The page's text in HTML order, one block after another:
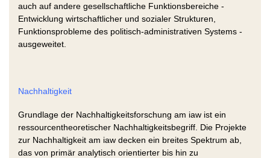
auch auf andere gesellschaftliche Funktionsbereiche -
Entwicklung wirtschaftlicher und sozialer Strukturen,
Funktionsprobleme des politisch-administrativen Systems -
ausgeweitet.
Nachhaltigkeit
Grundlage der Nachhaltigkeitsforschung am iaw ist ein
ressourcentheoretischer Nachhaltigkeitsbegriff. Die Projekte
zur Nachhaltigkeit am iaw decken ein breites Spektrum ab,
das von primär analytisch orientierter bis hin zu